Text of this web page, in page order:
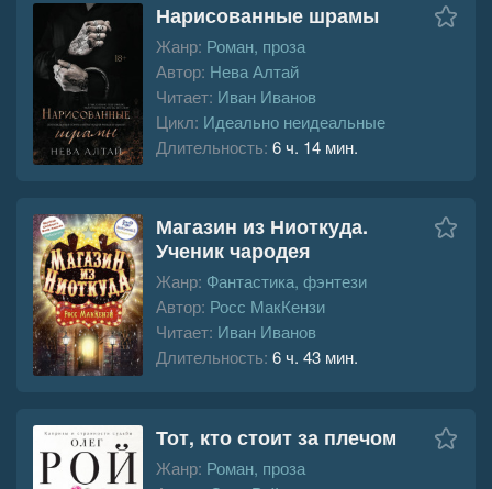
Нарисованные шрамы
Жанр: Роман, проза
Автор: Нева Алтай
Читает: Иван Иванов
Цикл: Идеально неидеальные
Длительность: 6 ч. 14 мин.
Магазин из Ниоткуда.
Ученик чародея
Жанр: Фантастика, фэнтези
Автор: Росс МакКензи
Читает: Иван Иванов
Длительность: 6 ч. 43 мин.
Тот, кто стоит за плечом
Жанр: Роман, проза